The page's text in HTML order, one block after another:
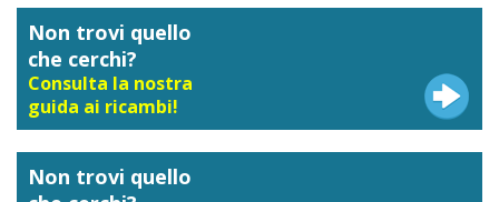
Non trovi quello
che cerchi?
Consulta la nostra
guida ai ricambi!
Non trovi quello